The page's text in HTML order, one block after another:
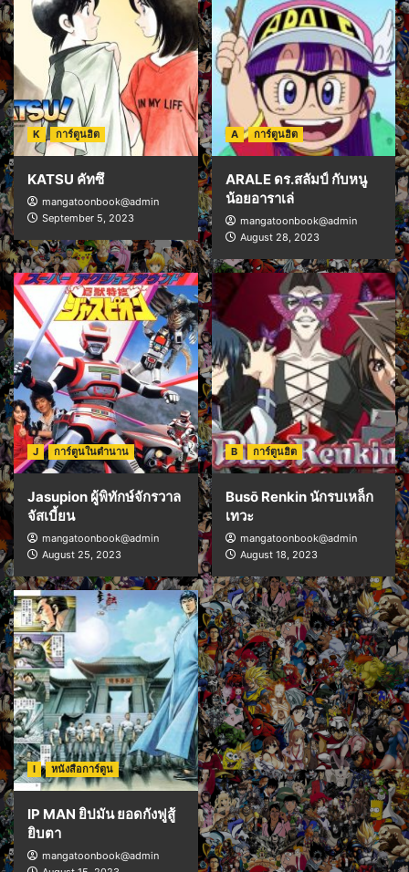
K การ์ตูนฮิต
KATSU คัทซึ
mangatoonbook@admin
September 5, 2023
A การ์ตูนฮิต
ARALE ดร.สลัมป์ กับหนู
น้อยอาราเล่
mangatoonbook@admin
August 28, 2023
J การ์ตูนในตำนาน
Jasupion ผู้พิทักษ์จักรวาล
จัสเบี้ยน
mangatoonbook@admin
August 25, 2023
B การ์ตูนฮิต
Busō Renkin นักรบเหล็ก
เทวะ
mangatoonbook@admin
August 18, 2023
I หนังสือการ์ตูน
IP MAN ยิปมัน ยอดกังฟูสู้
ยิบตา
mangatoonbook@admin